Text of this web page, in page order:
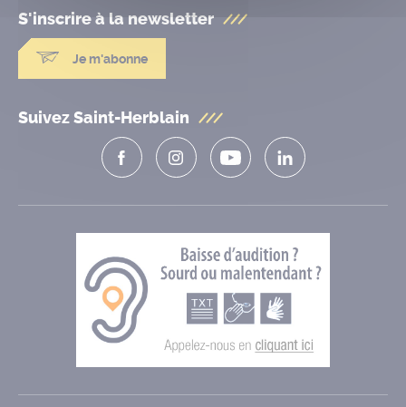
S'inscrire à la newsletter
Je m'abonne
Suivez Saint-Herblain